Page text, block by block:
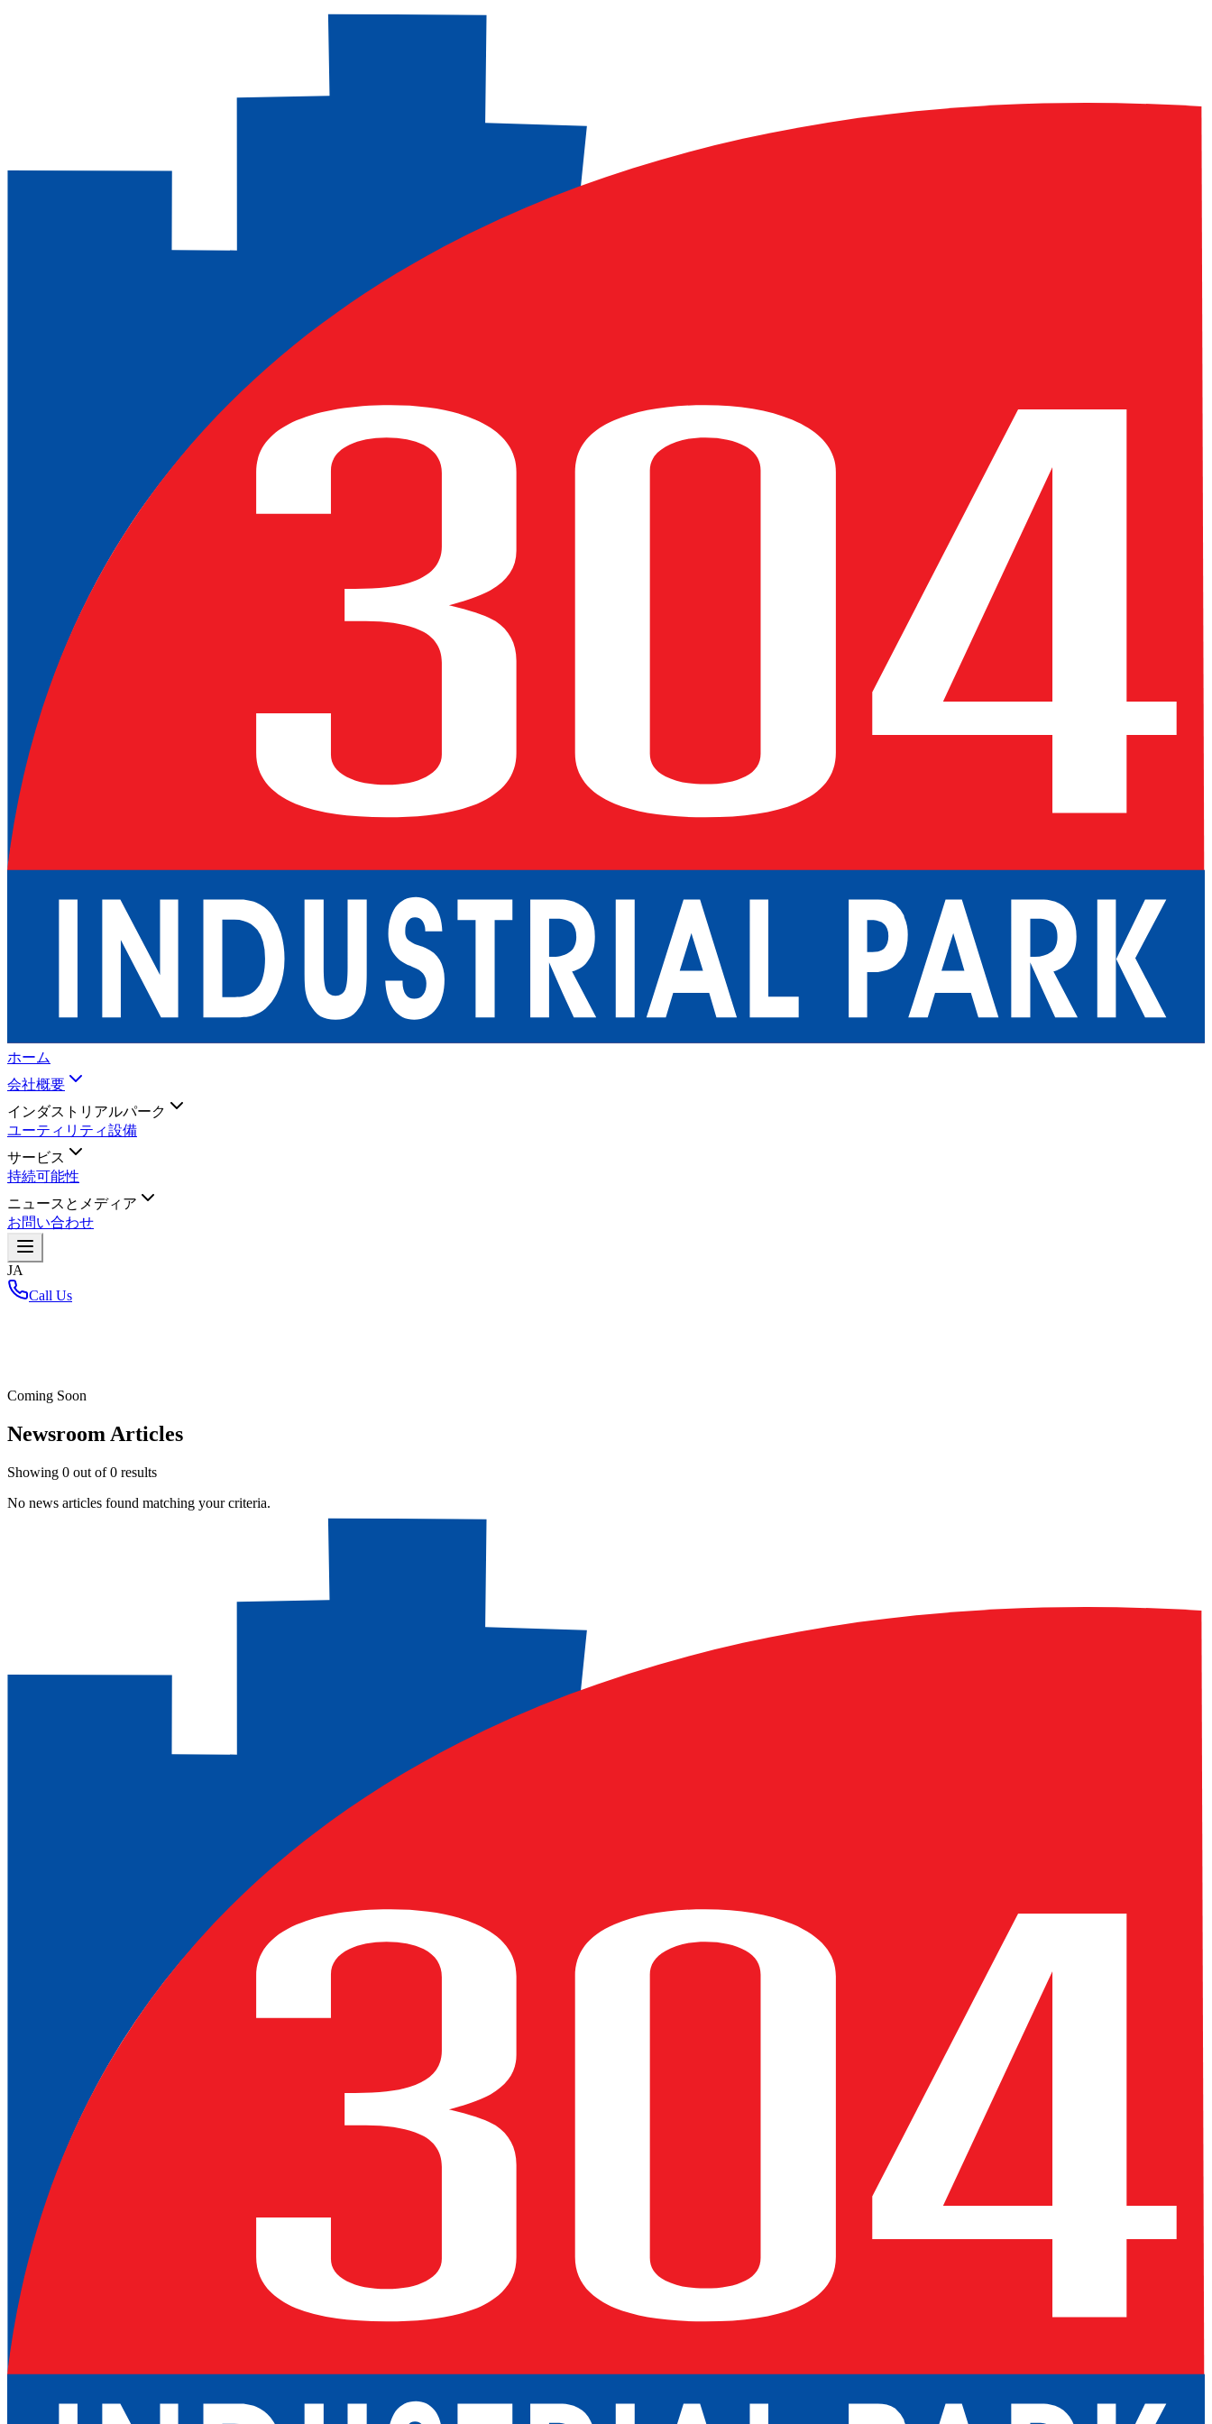
ホーム
会社概要
インダストリアルパーク
ユーティリティ設備
サービス
持続可能性
ニュースとメディア
お問い合わせ
JA
Call Us
Coming Soon
Newsroom Articles
Showing 0 out of0 results
No news articles found matching your criteria.